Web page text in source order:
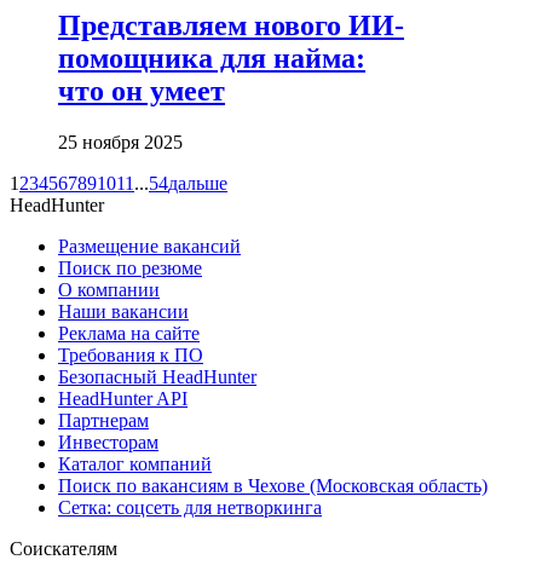
Представляем нового ИИ-
помощника для найма:
что он умеет
25 ноября 2025
1 234567891011 ...54дальше
HeadHunter
Размещение вакансий
Поиск по резюме
О компании
Наши вакансии
Реклама на сайте
Требования к ПО
Безопасный HeadHunter
HeadHunter API
Партнерам
Инвесторам
Каталог компаний
Поиск по вакансиям в Чехове (Московская область)
Сетка: соцсеть для нетворкинга
Соискателям